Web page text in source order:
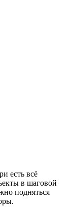
есть всё
в шаговой
подняться